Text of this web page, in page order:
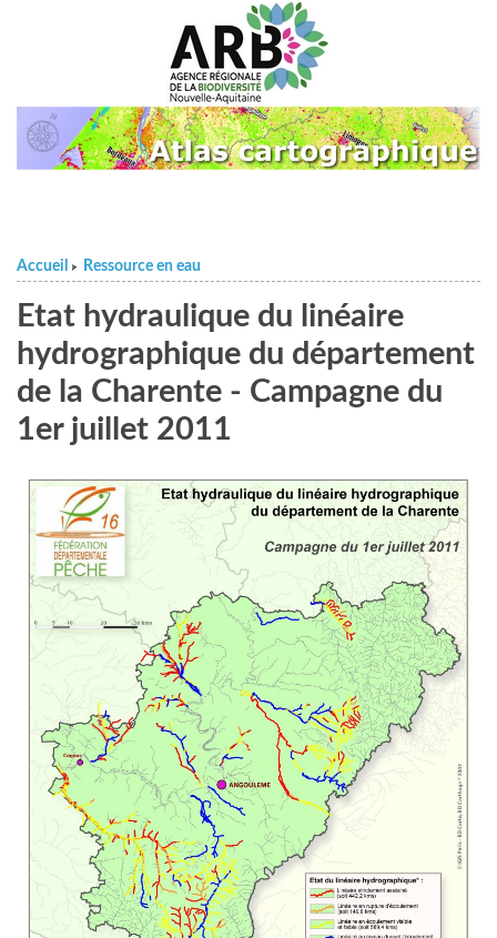
Accueil > Ressource en eau
Etat hydraulique du linéaire
hydrographique du département
de la Charente - Campagne du
1er juillet 2011